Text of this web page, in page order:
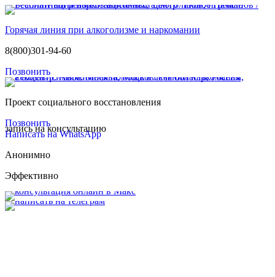
Горячая линия при алкоголизме и наркомании
8(800)301-94-60
Позвонить
Проект социального восстановления
Позвонить
запись на консультацию
Написать на WhatsApp
Анонимно
Эффективно